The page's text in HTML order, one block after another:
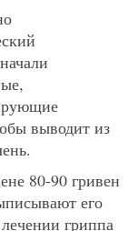
выводит из
80-90 гривен
его
гриппа